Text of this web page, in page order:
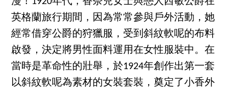
英格蘭旅行期間，因為常常參與戶外活動，她
經常借穿公爵的狩獵服，受到斜紋軟呢的布料
啟發，決定將男性面料運用在女性服裝中。在
當時是革命性的壯舉，於1924年創作出第一套
以斜紋軟呢為素材的女裝套裝，奠定了小香外